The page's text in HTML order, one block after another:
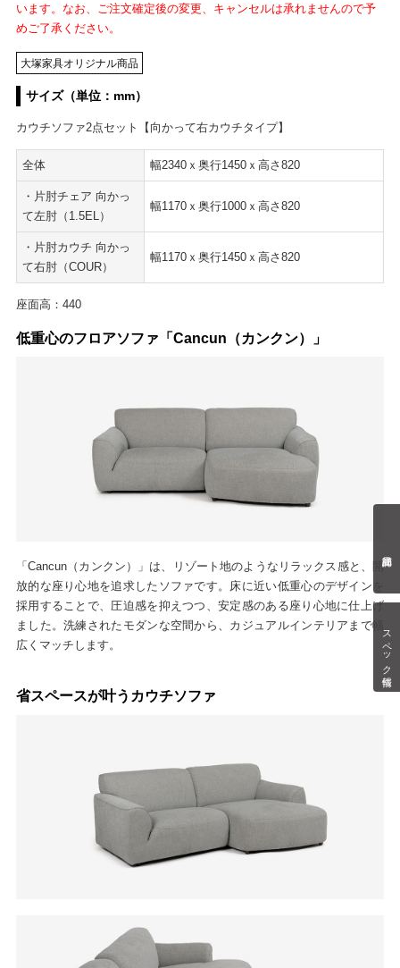
スペック情報
います。なお、ご注文確定後の変更、キャンセルは承れませんので予
めご了承ください。
大塚家具オリジナル商品
サイズ（単位：mm）
カウチソファ2点セット【向かって右カウチタイプ】
全体 幅2340ｘ奥行1450ｘ高さ820
・片肘チェア 向かっ
て左肘（1.5EL）
幅1170ｘ奥行1000ｘ高さ820
・片肘カウチ 向かっ
て右肘（COUR）
幅1170ｘ奥行1450ｘ高さ820
座面高：440
低重心のフロアソファ「Cancun（カンクン）」
「Cancun（カンクン）」は、リゾート地のようなリラックス感と、開
放的な座り心地を追求したソファです。床に近い低重心のデザインを
採用することで、圧迫感を抑えつつ、安定感のある座り心地に仕上げ
ました。洗練されたモダンな空間から、カジュアルインテリアまで幅
広くマッチします。
省スペースが叶うカウチソファ